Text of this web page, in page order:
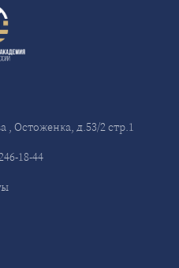
, Остоженка, д.53/2 стр.1
18-44